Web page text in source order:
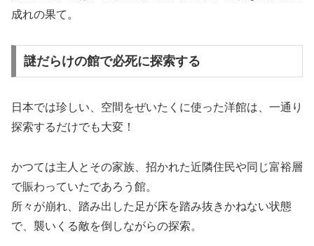
成れの果て。
謎だらけの館で必死に探索する
日本では珍しい、空間をぜいたくに使った洋館は、一通り
探索するだけでも大変！
かつては主人とその家族、招かれた近隣住民や同じ富裕層
で賑わっていたであろう館。
所々が崩れ、踏み出した足が床を踏み抜きかねない状態
で、襲いくる敵を倒しながらの探索。